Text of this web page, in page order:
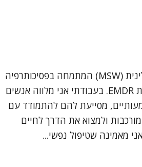
שמי שרון פיט, עו"ס קלינית (MSW) המתמחה בפסיכותרפיה
דינאמית ובטיפול בגישת EMDR. בעבודתי אני מלווה אנשים
מסייעת להם להתמודד עם
ולמצוא את הדרך לחיים
מאמינה שטיפול נפשי...